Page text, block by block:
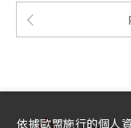
依據歐盟施行的個人